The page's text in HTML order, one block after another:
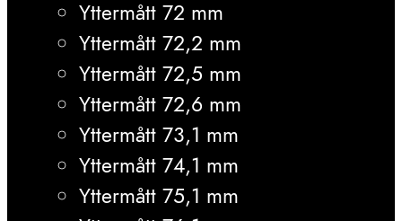
Yttermått 72 mm
Yttermått 72,2 mm
Yttermått 72,5 mm
Yttermått 72,6 mm
Yttermått 73,1 mm
Yttermått 74,1 mm
Yttermått 75,1 mm